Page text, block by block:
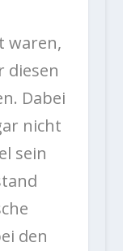
waren,
diesen
Dabei
nicht
sein
den